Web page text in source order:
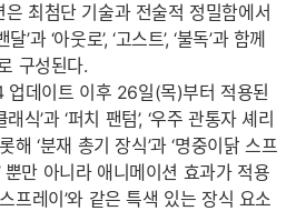
최첨단 기술과 전술적 정밀함에서
’과 ‘아웃로’, ‘고스트’, ‘불독’과 함께
구성된다.
업데이트 이후 26일(목)부터 적용된
식’과 ‘퍼치 팬텀’, ‘우주 관통자 셰리
해 ‘분재 총기 장식’과 ‘명중이닭 스프
뿐만 아니라 애니메이션 효과가 적용
프레이’와 같은 특색 있는 장식 요소